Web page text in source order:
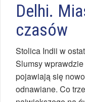
Delhi.
czasów
Stolica Indii w
Slumsy
pojawiają się
odnawiane. Co